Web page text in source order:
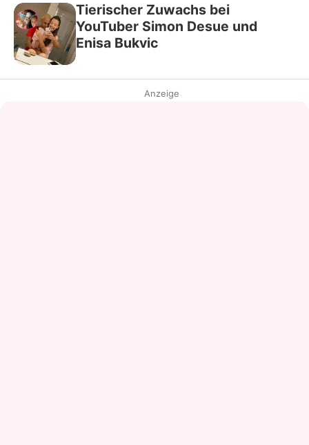
Tierischer Zuwachs bei
YouTuber Simon Desue und
Enisa Bukvic
Anzeige